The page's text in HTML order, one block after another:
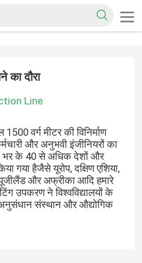
का दौरा
Line
वर्ग मीटर की विनिर्माण
और अनुभवी इंजीनियरों का
भर के 40 से अधिक देशों और
गया हैजैसे यूरोप, दक्षिण एशिया,
और अफ्रीका आदि हमारे
उपकरण ने विश्वविद्यालयों के
संस्थान और औद्योगिक